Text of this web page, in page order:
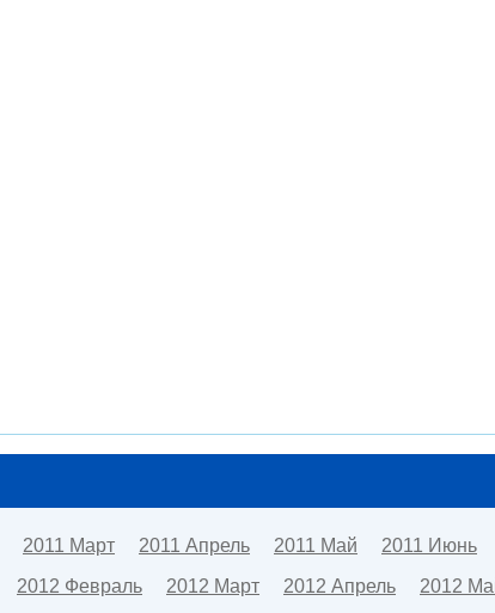
2011 Март 2011 Апрель 2011 Май 2011 Июнь
2012 Февраль 2012 Март 2012 Апрель 2012